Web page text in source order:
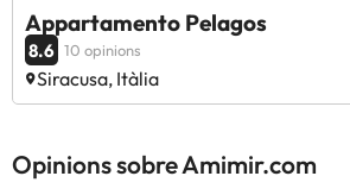
Appartamento Pelagos
8.6 10 opinions
Siracusa, Itàlia
Opinions sobre Amimir.com